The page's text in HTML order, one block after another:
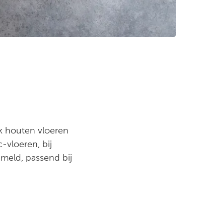
houten vloeren
vloeren, bij
passend bij